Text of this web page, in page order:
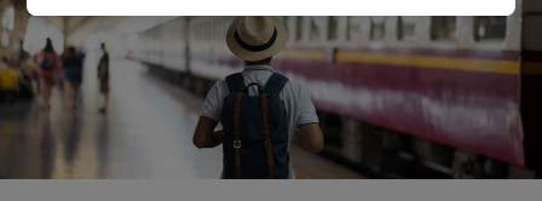
browsingdata. Dine data vil ikke blive brugt til
sporingsformål, hvis du har bedt os om ikke at
spore dig.
Vi og vores partnere behandler data for at
levere:
Bruge præcise geografiske